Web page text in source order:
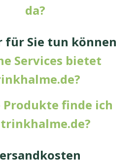
da?
für Sie tun können
Services bietet
Produkte finde ich